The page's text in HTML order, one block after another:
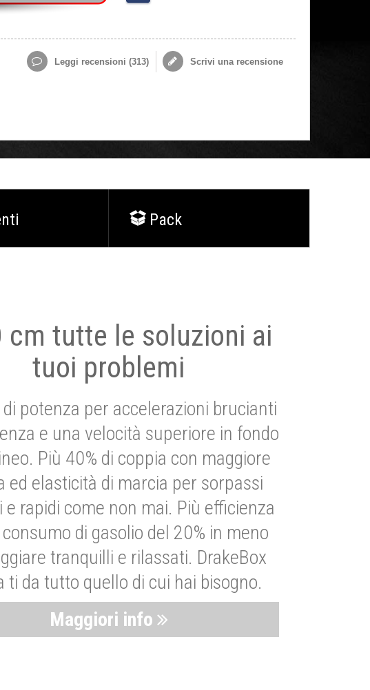
Leggi recensioni (313) Scrivi una recensione
Pack
cm tutte le soluzioni ai
tuoi problemi
di potenza per accelerazioni brucianti
e una velocità superiore in fondo
Più 40% di coppia con maggiore
ed elasticità di marcia per sorpassi
e rapidi come non mai. Più efficienza
di gasolio del 20% in meno
tranquilli e rilassati. DrakeBox
ti da tutto quello di cui hai bisogno.
Maggiori info